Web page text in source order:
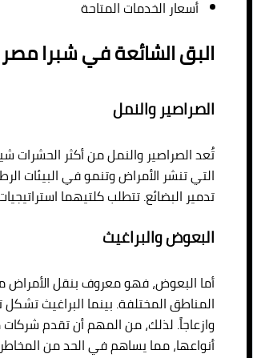
أسعار الخدمات المتاحة
البق الشائعة في شبرا مصر
الصراصير والنمل
تُعد الصراصير والنمل من أكثر الحشرات
التي تنشر الأمراض وتنمو في البيئات
تدمير البضائع. تتطلب كلتيهما
البعوض والبراغيث
أما البعوض، فهو معروف بنقل الأمراض
المناطق المختلفة. بينما البراغيث
وازعاجاً. لذلك، من المهم أن تقدم
أنواعها، مما يساهم في الحد من المخاطر